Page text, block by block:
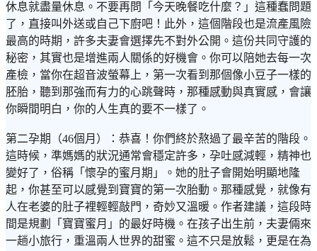
休息就盡量休息。不要再問「今天晚餐吃什麼？」這種蠢問題
了，直接叫外送或自己下廚吧！此外，這個階段也是流產風險
最高的時期，許多夫妻會選擇先不對外公開。這份共同守護的
秘密，其實也是增進兩人關係的好機會。你可以陪她去每一次
產檢，當你在超音波螢幕上，第一次看到那個像小豆子一樣的
胚胎，聽到那強而有力的心跳聲時，那種感動與真實感，會讓
你瞬間明白，你的人生真的要不一樣了。
第二孕期（46個月）：恭喜！你們終於熬過了最辛苦的階段。
這時候，準媽媽的狀況通常會穩定許多，孕吐感減輕，精神也
變好了，俗稱「懷孕的蜜月期」。她的肚子會開始明顯地隆
起，你甚至可以感覺到寶寶的第一次胎動。那種感覺，就像有
人在老婆的肚子裡輕輕敲門，奇妙又溫暖。作者建議，這段時
間是規劃「寶寶蜜月」的最好時機。在孩子出生前，夫妻倆來
一趟小旅行，重溫兩人世界的甜蜜。這不只是放鬆，更是在為